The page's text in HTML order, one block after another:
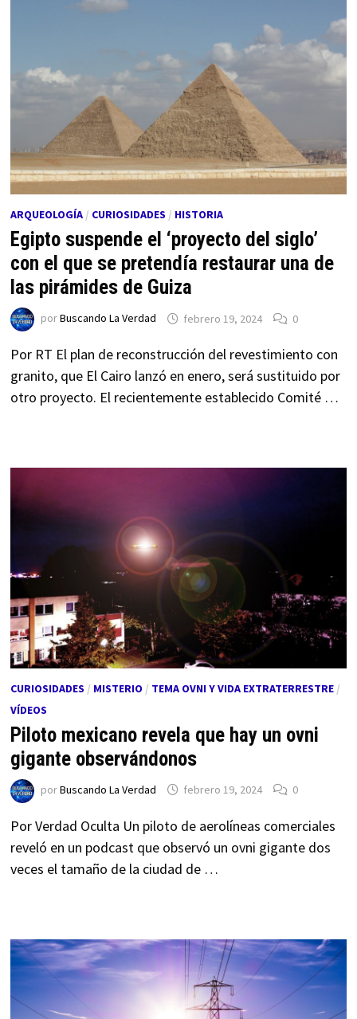
ARQUEOLOGÍA/ CURIOSIDADES / HISTORIA
Egipto suspende el ‘proyecto del siglo’
con el que se pretendía restaurar una de
las pirámides de Guiza
porBuscando La Verdad febrero 19, 2024 0
Por RT El plan de reconstrucción del revestimiento con
granito, que El Cairo lanzó en enero, será sustituido por
otro proyecto. El recientemente establecido Comité …
CURIOSIDADES / MISTERIO / TEMA OVNI Y VIDA EXTRATERRESTRE/
VÍDEOS
Piloto mexicano revela que hay un ovni
gigante observándonos
porBuscando La Verdad febrero 19, 2024 0
Por Verdad Oculta Un piloto de aerolíneas comerciales
reveló en un podcast que observó un ovni gigante dos
veces el tamaño de la ciudad de …